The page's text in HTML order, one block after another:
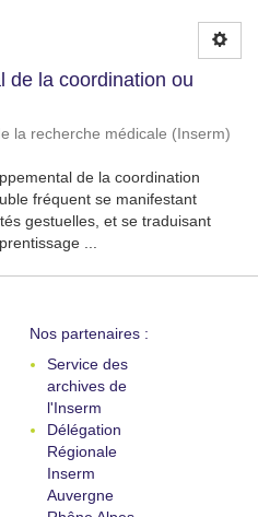
de la coordination ou
la recherche médicale (Inserm)
de la coordination
fréquent se manifestant
gestuelles, et se traduisant
...
Nos partenaires :
Service des
archives de
l'Inserm
Délégation
Régionale
Inserm
Auvergne